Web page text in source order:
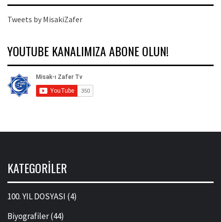
Tweets by MisakiZafer
YOUTUBE KANALIMIZA ABONE OLUN!
KATEGORILER
100. YIL DOSYASI (4)
Biyografiler(44)